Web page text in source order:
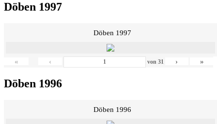
Döben 1997
Döben 1997
« ‹ von 31 › »
Döben 1996
Döben 1996